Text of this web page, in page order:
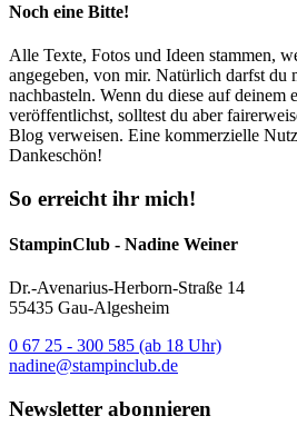
Noch eine Bitte!
Alle Texte, Fotos und Ideen stammen,
angegeben, von mir. Natürlich darfst du
nachbasteln. Wenn du diese auf deinem
veröffentlichst, solltest du aber
Blog verweisen. Eine kommerzielle
Dankeschön!
So erreicht ihr mich!
StampinClub - Nadine Weiner
Dr.-Avenarius-Herborn-Straße 14
55435 Gau-Algesheim
0 67 25 - 300 585 (ab 18 Uhr)
nadine@stampinclub.de
Newsletter abonnieren